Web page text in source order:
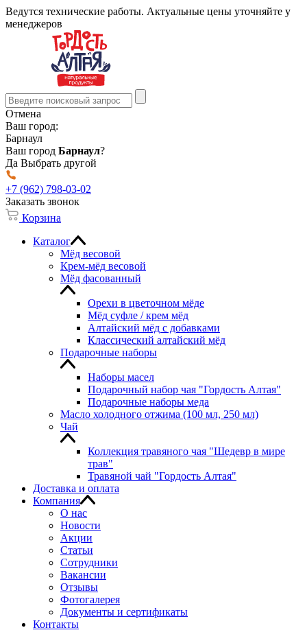
Ведутся технические работы. Актуальные цены уточняйте у
менеджеров
Отмена
Ваш город:
Барнаул
Ваш город Барнаул?
Да Выбрать другой
+7 (962) 798-03-02
Заказать звонок
Корзина
Каталог
Мёд весовой
Крем-мёд весовой
Мёд фасованный
Орехи в цветочном мёде
Мёд суфле / крем мёд
Алтайский мёд с добавками
Классический алтайский мёд
Подарочные наборы
Наборы масел
Подарочный набор чая "Гордость Алтая"
Подарочные наборы меда
Масло холодного отжима (100 мл, 250 мл)
Чай
Коллекция травяного чая "Шедевр в мире
трав"
Травяной чай "Гордость Алтая"
Доставка и оплата
Компания
О нас
Новости
Акции
Статьи
Сотрудники
Вакансии
Отзывы
Фотогалерея
Документы и сертификаты
Контакты